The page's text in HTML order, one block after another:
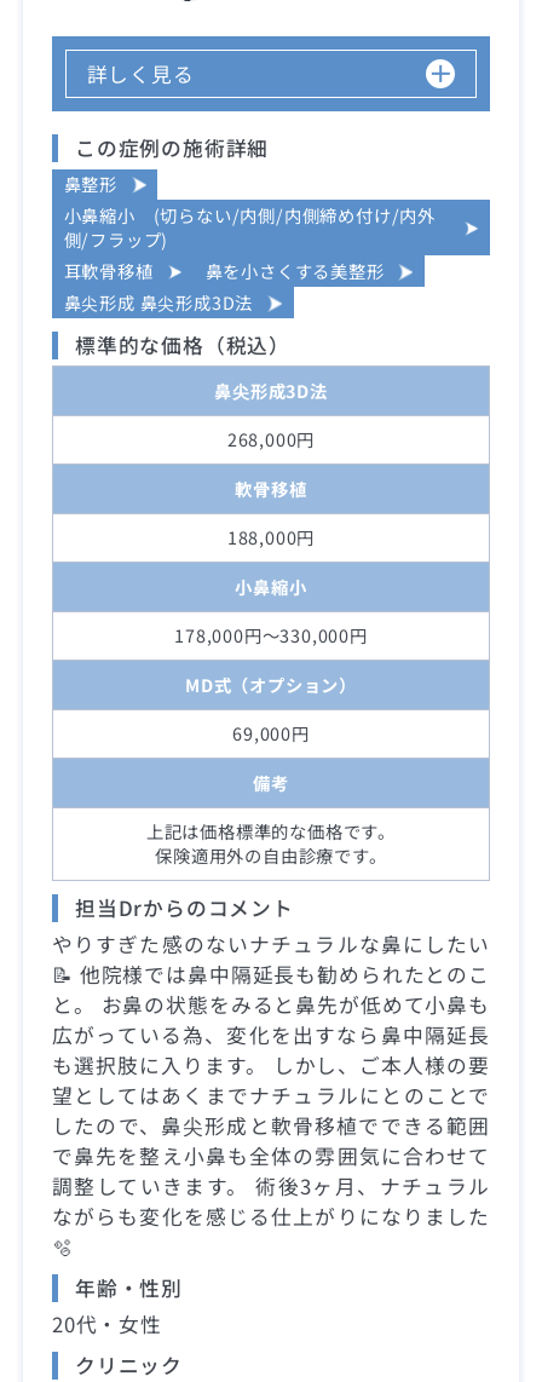
詳しく見る
この症例の施術詳細
鼻整形
小鼻縮小 (切らない/内側/内側締め付け/内外
側/フラップ)
耳軟骨移植
鼻を小さくする美整形
鼻尖形成 鼻尖形成3D法
標準的な価格（税込）
鼻尖形成3D法
268,000円
軟骨移植
188,000円
小鼻縮小
178,000円～330,000円
MD式（オプション）
69,000円
備考
上記は価格標準的な価格です。
保険適用外の自由診療です。
担当Drからのコメント
やりすぎた感のないナチュラルな鼻にしたい
📝 他院様では鼻中隔延長も勧められたとのこ
と。 お鼻の状態をみると鼻先が低めて小鼻も
広がっている為、変化を出すなら鼻中隔延長
も選択肢に入ります。 しかし、ご本人様の要
望としてはあくまでナチュラルにとのことで
したので、鼻尖形成と軟骨移植でできる範囲
で鼻先を整え小鼻も全体の雰囲気に合わせて
調整していきます。 術後3ヶ月、ナチュラル
ながらも変化を感じる仕上がりになりました
🫧
年齢・性別
20代・女性
クリニック